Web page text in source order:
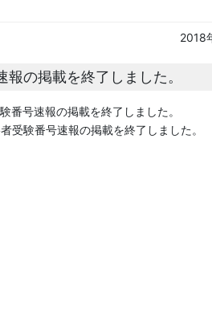
2018
の掲載を終了しました。
号速報の掲載を終了しました。
受験番号速報の掲載を終了しました。